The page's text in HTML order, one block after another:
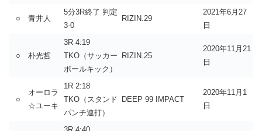
○ 青井人
5分3R終了 判定
3-0
RIZIN.29
2021年6月27
日
○ 朴光哲
3R 4:19
TKO（サッカー
ボールキック）
RIZIN.25
2020年11月21
日
○
オーロラ
☆ユーキ
1R 2:18
TKO（スタンド
パンチ連打）
DEEP 99 IMPACT
2020年11月1
日